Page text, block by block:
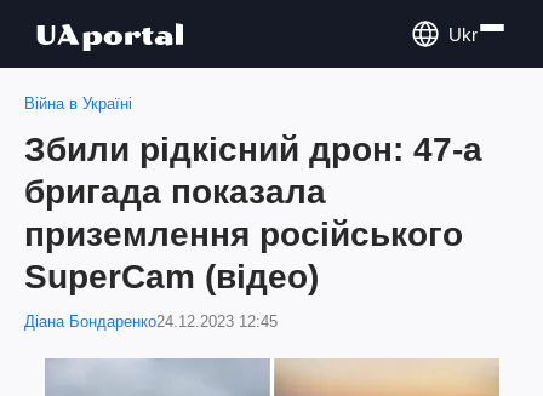
Ukr
Війна в Україні
Збили рідкісний дрон: 47-а
бригада показала
приземлення російського
SuperСam (відео)
Діана Бондаренко24.12.2023 12:45